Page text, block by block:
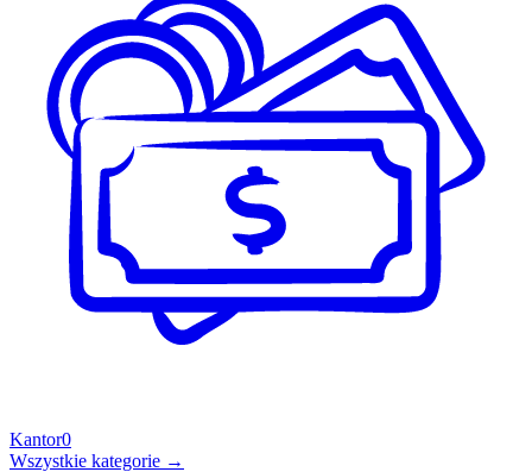
Kantor0
Wszystkie kategorie →